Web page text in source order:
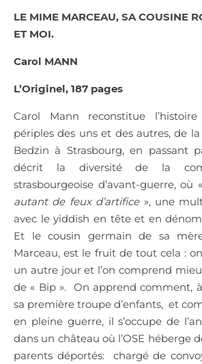
LE MIME MARCEAU, SA COUSINE
ET MOI.
Carol MANN
L’Originel, 187 pages
Carol Mann reconstitue
périples des uns et des autres, de
Bedzin à Strasbourg, en passant
décrit la diversité de la
strasbourgeoise d’avant-guerre, où «
autant de feux d’artifice », une
avec le yiddish en tête et en
Et le cousin germain de sa
Marceau, est le fruit de tout cela :
un autre jour et l’on comprend
de « Bip ».
On apprend comment,
sa première troupe d’enfants, et
en pleine guerre, il s’occupe de
dans un château où l’OSE héberge
parents déportés:
chargé de